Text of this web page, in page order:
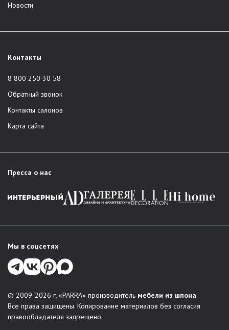
Новости
Контакты
8 800 250 30 58
Обратный звонок
Контакты салонов
Карта сайта
Пресса о нас
Мы в соцсетях
© 2009-2026 г. «PARRA» производитель мебели из шпона.
Все права защищены. Копирование материалов без согласия
правообладателя запрещено.